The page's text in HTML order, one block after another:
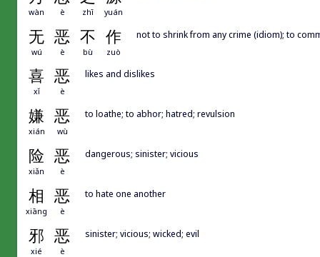
wàn è zhī yuán
无 恶 不 作
wú è bù zuò
not to shrink from any crime (idiom); to
喜 恶
xǐ è
likes and dislikes
嫌 恶
xián wù
to loathe; to abhor; hatred; revulsion
险 恶
xiǎn è
dangerous; sinister; vicious
相 恶
xiāng è
to hate one another
邪 恶
xié è
sinister; vicious; wicked; evil